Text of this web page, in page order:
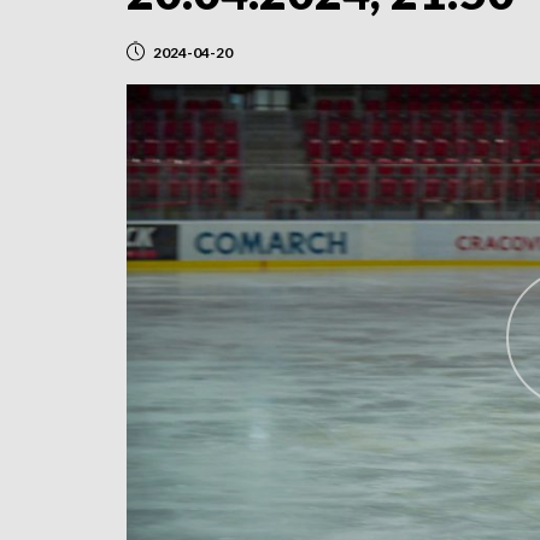
2024-04-20